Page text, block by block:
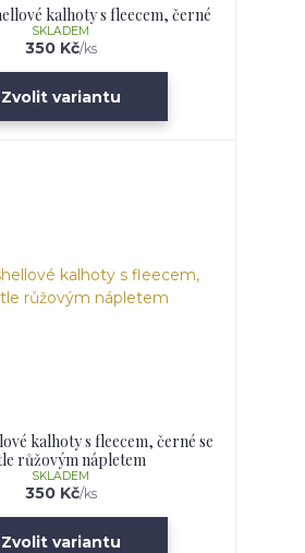
kalhoty s fleecem, černé
350 Kč/ks
SKLADEM
Zvolit variantu
kalhoty s fleecem, černé se
růžovým nápletem
350 Kč/ks
SKLADEM
Zvolit variantu